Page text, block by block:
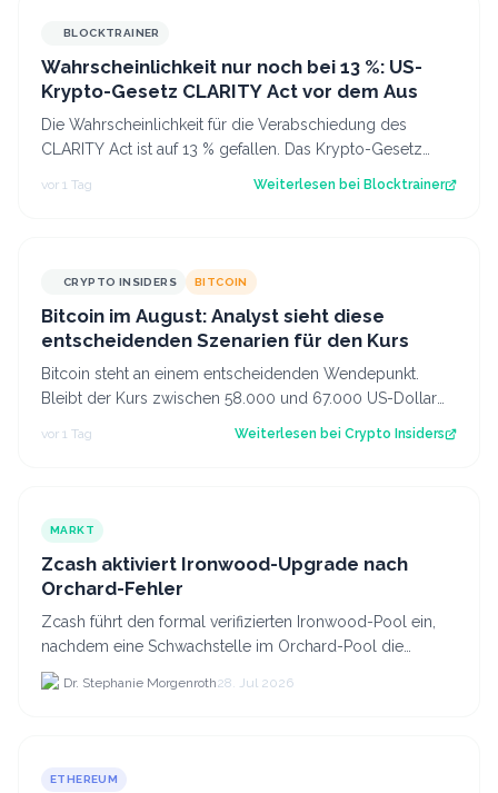
BLOCKTRAINER
Wahrscheinlichkeit nur noch bei 13 %: US-
Krypto-Gesetz CLARITY Act vor dem Aus
Die Wahrscheinlichkeit für die Verabschiedung des
CLARITY Act ist auf 13 % gefallen. Das Krypto-Gesetz
steht vor dem Aus, aber Bitcoin zeigt…
vor 1 Tag Weiterlesen bei Blocktrainer
CRYPTO INSIDERS BITCOIN
Bitcoin im August: Analyst sieht diese
entscheidenden Szenarien für den Kurs
Bitcoin steht an einem entscheidenden Wendepunkt.
Bleibt der Kurs zwischen 58.000 und 67.000 US-Dollar
vor 1 Tag Weiterlesen bei Crypto Insiders
MARKT
Zcash aktiviert Ironwood-Upgrade nach
Orchard-Fehler
Zcash führt den formal verifizierten Ironwood-Pool ein,
nachdem eine Schwachstelle im Orchard-Pool die
Erstellung gefälschter ZEC-Token ermöglichte.
Dr. Stephanie Morgenroth28. Jul 2026
ETHEREUM